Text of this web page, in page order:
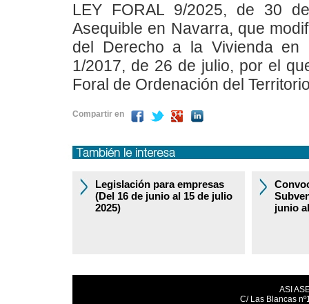
LEY FORAL 9/2025, de 30
Asequible en Navarra, que
del Derecho a la Vivienda en
1/2017, de 26 de julio, por el
Foral de Ordenación del
Compartir en
Legislación para empresas
(Del 16 de junio al 15 de julio
2025)
junio
ASI
C/ Las Blancas